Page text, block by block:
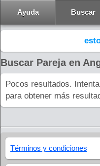
Ayuda Buscar
Buscar Pareja en
Pocos resultados.
para obtener más
Términos y condiciones